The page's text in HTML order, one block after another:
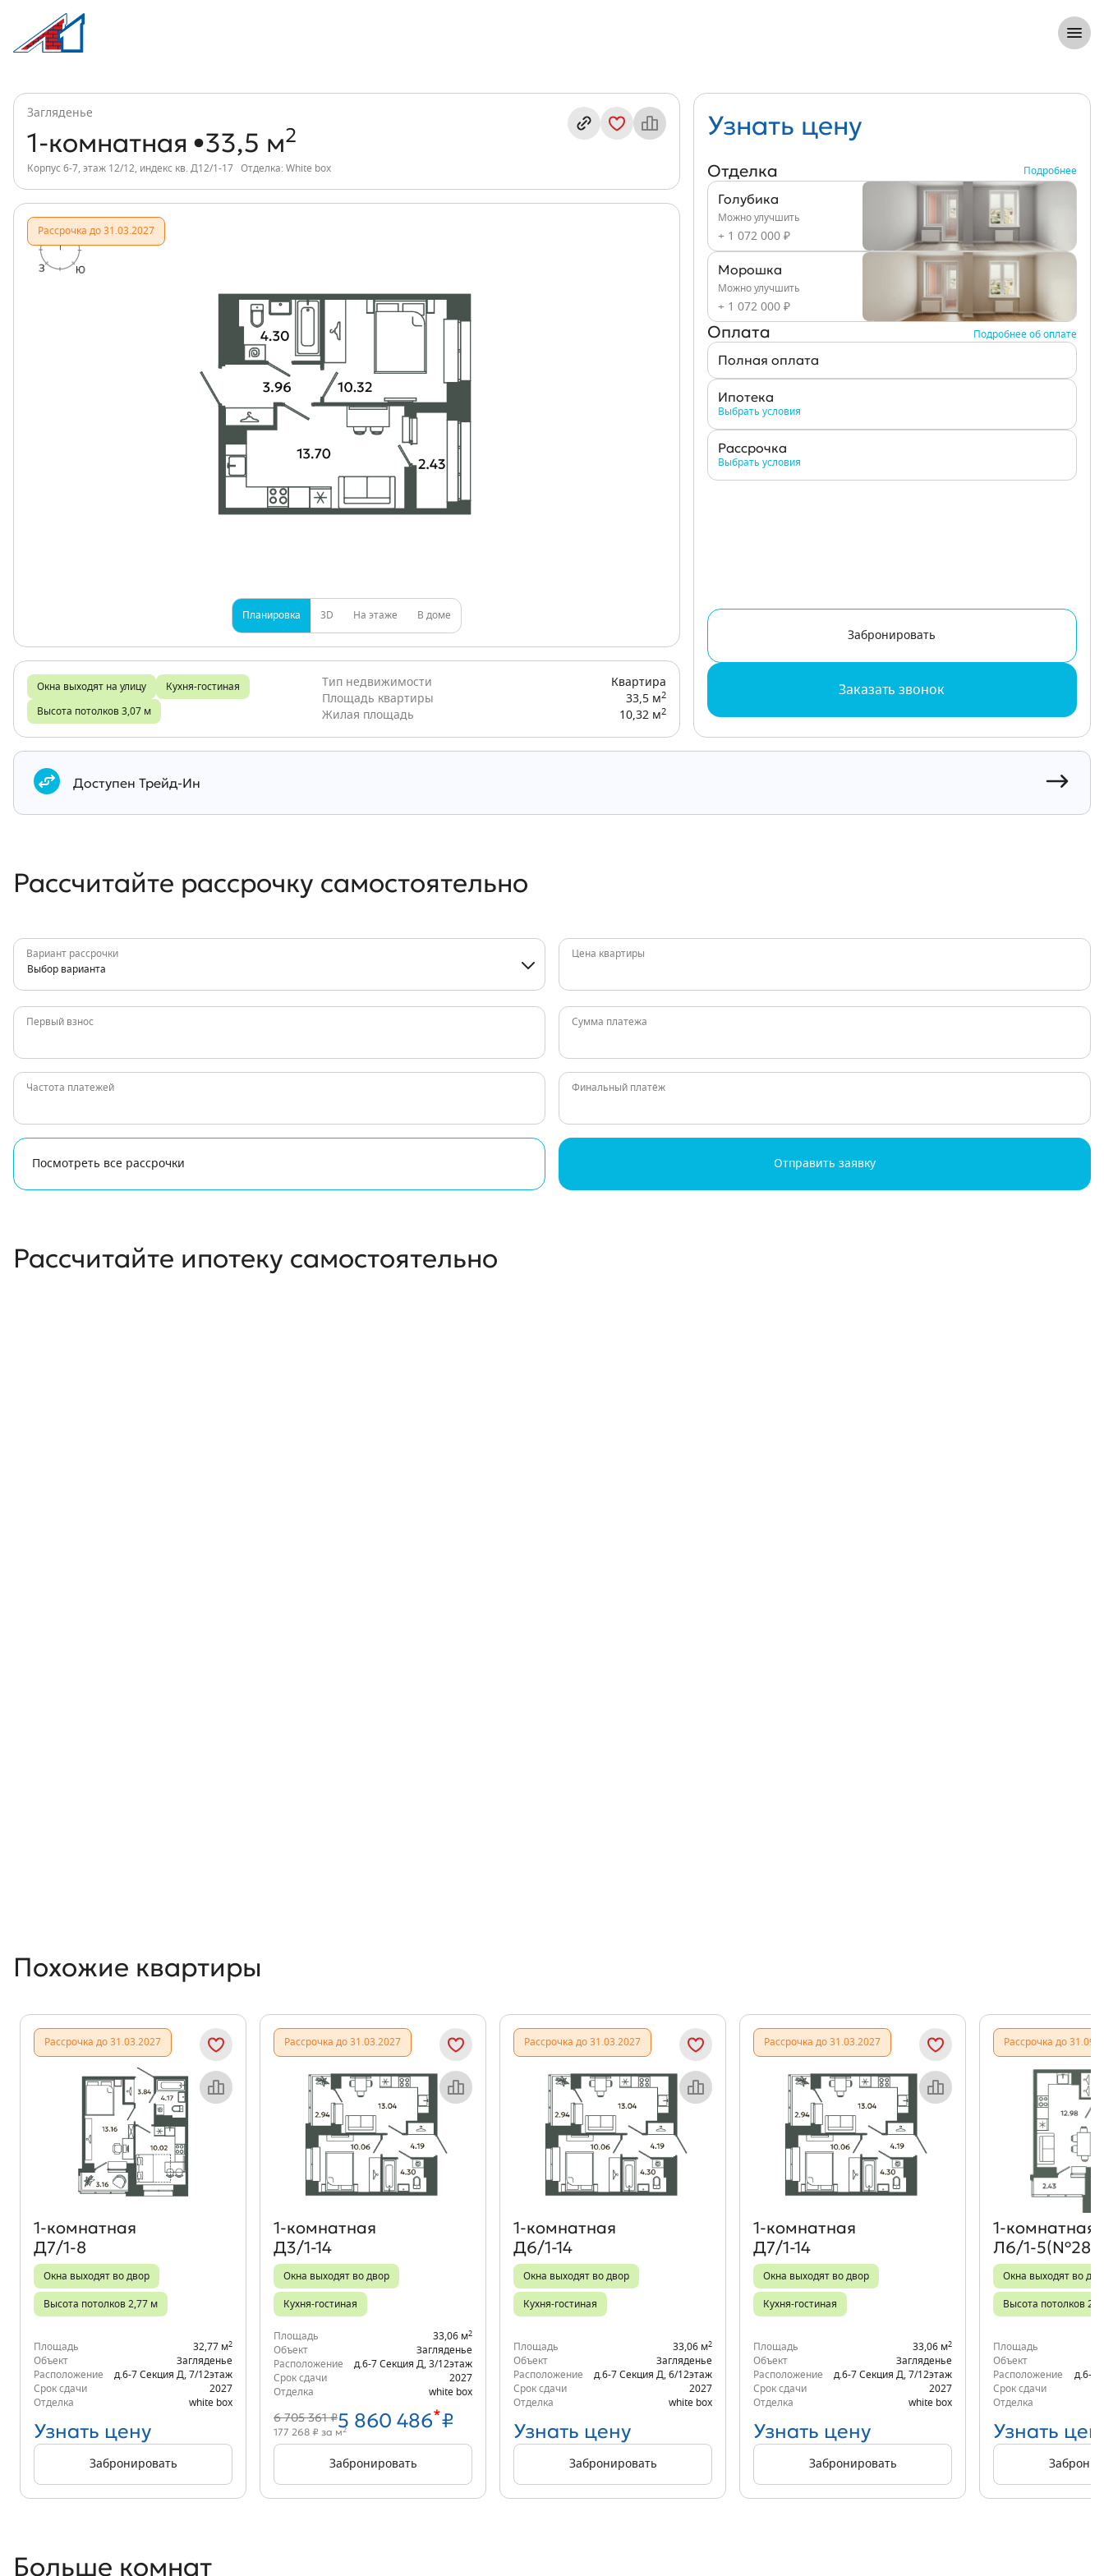
1-комнатная, 34 м², ЖК Загляденье, индекс кв. Д12/1-17
Информация о квартире
1-комнатная 33,5 м2
Загляденье
Корпус 6-7, этаж 12/12, индекс кв. Д12/1-17 Отделка: White box
Рассрочка до 31.03.2027
Планировка 3D На этаже В доме
Окна выходят на улицу Кухня-гостиная
Высота потолков 3,07 м
Тип недвижимости
Квартира
Площадь квартиры
33,5 м2
Жилая площадь 10,32 м2
Узнать цену
Отделка Подробнее
Голубика
Можно улучшить
+ 1 072 000 ₽
Морошка
Можно улучшить
+ 1 072 000 ₽
Оплата Подробнее об оплате
Полная оплата
Ипотека
Выбрать условия
Рассрочка
Выбрать условия
Забронировать
Заказать звонок
Документы
Доступен Трейд-Ин
Рассчитайте рассрочку самостоятельно
Вариант рассрочки
Выбор варианта
Цена квартиры
Первый взнос Сумма платежа
Частота платежей Финальный платёж
Посмотреть все рассрочки Отправить заявку
Рассчитайте ипотеку самостоятельно
Похожие квартиры
Рассрочка до 31.03.2027
Объект месяца
1‑комнатная
Д7/1-8
Окна выходят во двор
Высота потолков 2,77 м
Площадь 32,77 м2
Объект
Загляденье
Расположение
д.6-7 Секция Д 7/12этаж
Срок сдачи
2027
Отделка
white box
Узнать цену
Забронировать
Рассрочка до 31.03.2027
Объект месяца
1‑комнатная
Д3/1-14
Окна выходят во двор
Кухня-гостиная
Площадь 33,06 м2
Объект
Загляденье
Расположение
д.6-7 Секция Д 3/12этаж
Срок сдачи
2027
Отделка
white box
6 705 361 ₽5 860 486*₽
177 268 ₽ за м2
Забронировать
Рассрочка до 31.03.2027
Объект месяца
1‑комнатная
Д6/1-14
Окна выходят во двор
Кухня-гостиная
Площадь 33,06 м2
Объект
Загляденье
Расположение
д.6-7 Секция Д 6/12этаж
Срок сдачи
2027
Отделка
white box
Узнать цену
Забронировать
Рассрочка до 31.03.2027
Объект месяца
1‑комнатная
Д7/1-14
Окна выходят во двор
Кухня-гостиная
Площадь 33,06 м2
Объект
Загляденье
Расположение
д.6-7 Секция Д 7/12этаж
Срок сдачи
2027
Отделка
white box
Узнать цену
Забронировать
Рассрочка до
1‑комнатная
Л6/1-5(№281)
Окна выходят во
Высота потолков
Площадь
Объект
Расположение
д.6-6
Срок сдачи
Отделка
Узнать
Больше комнат